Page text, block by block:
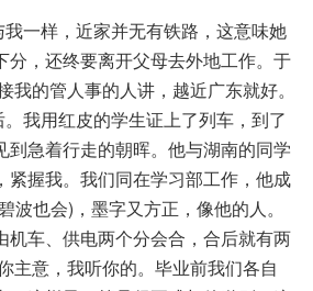
一样，近家并无有铁路，这意味她
分，还终要离开父母去外地工作。于
我的管人事的人讲，越近广东就好。
我用红皮的学生证上了列车，到了
到急着行走的朝晖。他与湖南的同学
紧握我。我们同在学习部工作，他成
波也会)，墨字又方正，像他的人。
机车、供电两个分会合，合后就有两
主意，我听你的。毕业前我们各自